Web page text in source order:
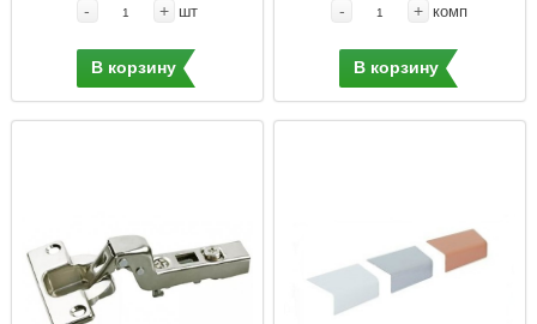
- + шт
В корзину
- + комп
В корзину